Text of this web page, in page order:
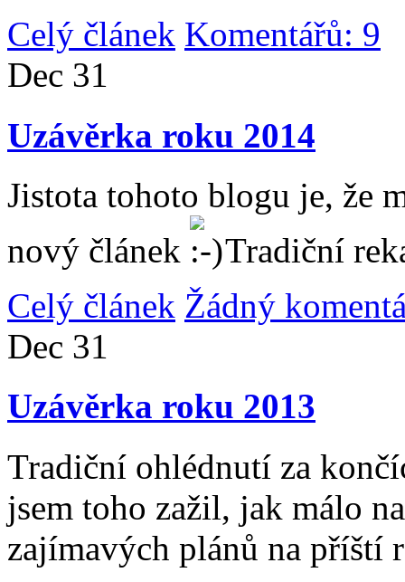
Celý článek Komentářů: 9
Dec 31
Uzávěrka roku 2014
Jistota tohoto blogu je, že
nový článek
Tradiční
Celý článek Žádný
Dec 31
Uzávěrka roku 2013
Tradiční ohlédnutí za
jsem toho zažil, jak málo
zajímavých plánů na příští